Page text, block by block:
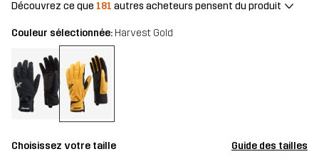
Découvrez ce que 181 autres acheteurs pensent du produit
Couleur sélectionnée: Harvest Gold
Choisissez votre taille Guide des tailles